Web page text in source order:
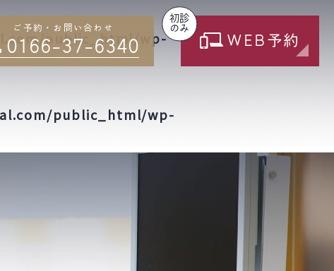
public_html/wp-
public_html/wp-
ご予約・お問い合わせ
0166-37-6340 WEB予約
初診
のみ
採用情報